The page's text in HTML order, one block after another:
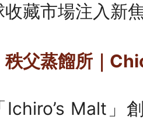
藏市場注入新焦
秩父蒸餾所｜
Ichiro’s Malt」